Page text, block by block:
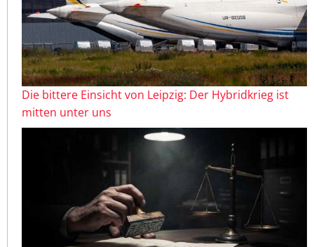
Die bittere Einsicht von Leipzig: Der Hybridkrieg ist
mitten unter uns